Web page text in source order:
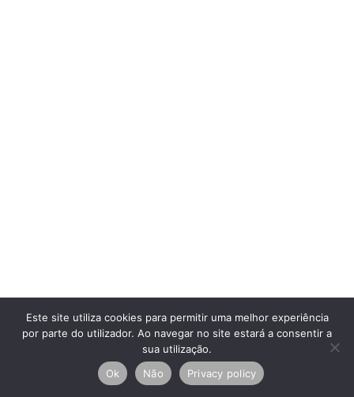
Este site utiliza cookies para permitir uma melhor experiência
por parte do utilizador. Ao navegar no site estará a consentir a
sua utilização.
Ok
Não Privacy policy